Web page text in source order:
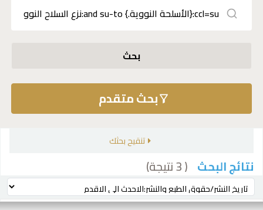
بحث
بحث متقدم
تنقيح بحثك
نتائج البحث ( 3 نتيجة)
ترتيب بواسطة: